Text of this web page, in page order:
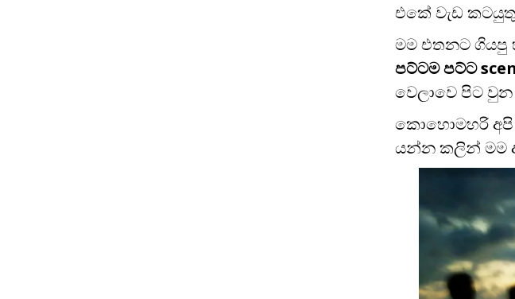
එකේ වැඩ
මම එතනට ගියපු
පට්ටම පට්ට
වෙලාවෙ පිට
කොහොමහරි අපි
යන්න කලින් මම